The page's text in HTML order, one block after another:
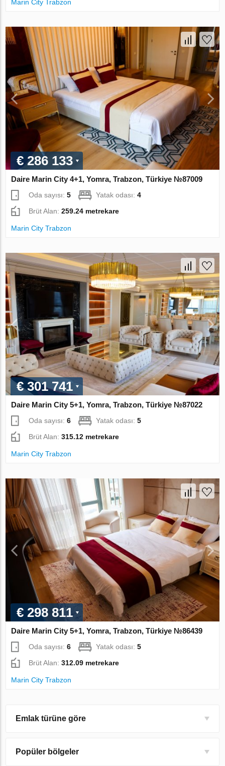
Marin City Trabzon
€ 286 133
Daire Marin City 4+1, Yomra, Trabzon, Türkiye №87009
Oda sayısı:5 Yatak odası:4
Brüt Alan:259.24 metrekare
Marin City Trabzon
€ 301 741
Daire Marin City 5+1, Yomra, Trabzon, Türkiye №87022
Oda sayısı:6 Yatak odası:5
Brüt Alan:315.12 metrekare
Marin City Trabzon
€ 298 811
Daire Marin City 5+1, Yomra, Trabzon, Türkiye №86439
Oda sayısı:6 Yatak odası:5
Brüt Alan:312.09 metrekare
Marin City Trabzon
Emlak türüne göre
Popüler bölgeler